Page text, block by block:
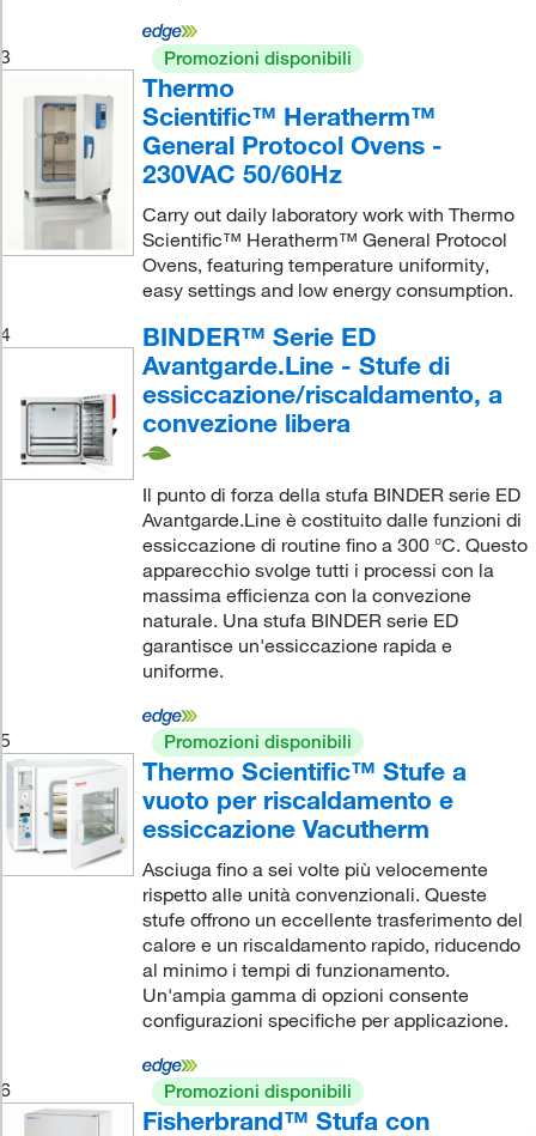
3 Promozioni disponibili
Thermo
Scientific™ Heratherm™
General Protocol Ovens -
230VAC 50/60Hz
Carry out daily laboratory work with Thermo
Scientific™ Heratherm™ General Protocol
Ovens, featuring temperature uniformity,
easy settings and low energy consumption.
4
BINDER™ Serie ED
Avantgarde.Line - Stufe di
essiccazione/riscaldamento, a
convezione libera
Il punto di forza della stufa BINDER serie ED
Avantgarde.Line è costituito dalle funzioni di
essiccazione di routine fino a 300 °C. Questo
apparecchio svolge tutti i processi con la
massima efficienza con la convezione
naturale. Una stufa BINDER serie ED
garantisce un'essiccazione rapida e
uniforme.
5 Promozioni disponibili
Thermo Scientific™ Stufe a
vuoto per riscaldamento e
essiccazione Vacutherm
Asciuga fino a sei volte più velocemente
rispetto alle unità convenzionali. Queste
stufe offrono un eccellente trasferimento del
calore e un riscaldamento rapido, riducendo
al minimo i tempi di funzionamento.
Un'ampia gamma di opzioni consente
configurazioni specifiche per applicazione.
6 Promozioni disponibili
Fisherbrand™ Stufa con